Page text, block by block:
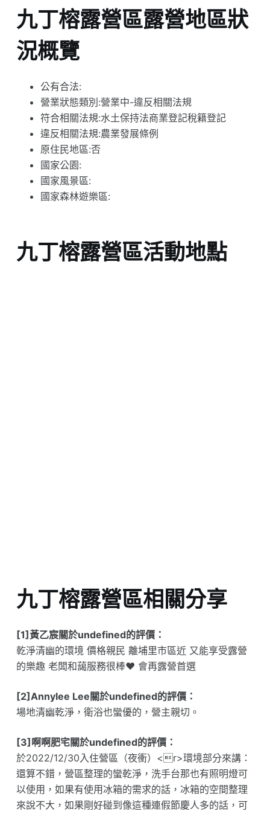
九丁榕露營區露營地區狀
況概覽
公有合法:
營業狀態類別:營業中-違反相關法規
符合相關法規:水土保持法商業登記稅籍登記
違反相關法規:農業發展條例
原住民地區:否
國家公園:
國家風景區:
國家森林遊樂區:
九丁榕露營區活動地點
九丁榕露營區相關分享
[1]黃乙宸關於undefined的評價：
乾淨清幽的環境 價格親民 離埔里市區近 又能享受露營
的樂趣 老闆和藹服務很棒❤️ 會再露營首選
[2]Annylee Lee關於undefined的評價：
場地清幽乾淨，衛浴也蠻優的，營主親切。
[3]啊啊肥宅關於undefined的評價：
於2022/12/30入住營區（夜衝）<r>環境部分來講：
還算不錯，營區整理的蠻乾淨，洗手台那也有照明燈可
以使用，如果有使用冰箱的需求的話，冰箱的空間整理
來說不大，如果剛好碰到像這種連假節慶人多的話，可